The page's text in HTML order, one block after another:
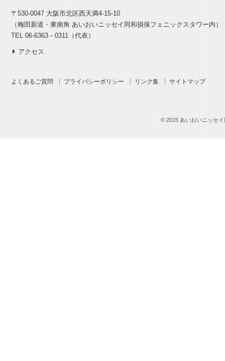
〒530-0047 大阪市北区西天満4-15-10
（梅田新道・東南角 あいおいニッセイ同和損保フェニックスタワー内）
TEL 06-6363－0311（代表）
アクセス
よくあるご質問 プライバシーポリシー リンク集 サイトマップ
© 2015 あいおいニッセ